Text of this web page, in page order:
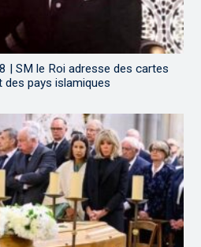
| SM le Roi adresse des cartes
des pays islamiques